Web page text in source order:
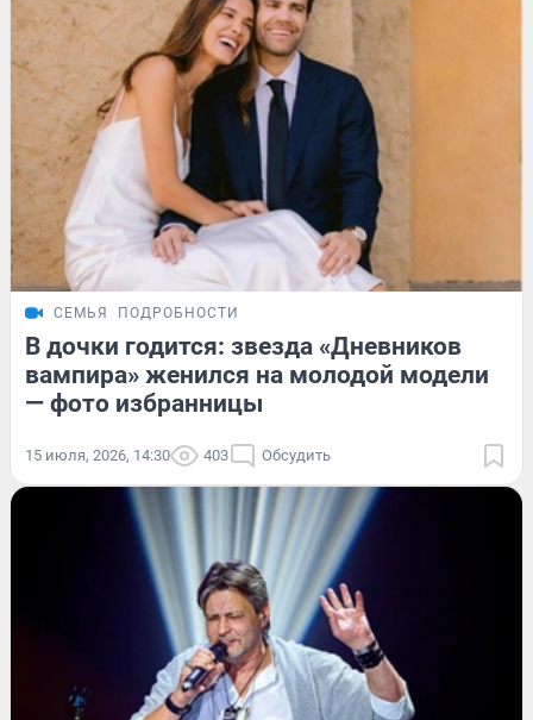
СЕМЬЯ ПОДРОБНОСТИ
В дочки годится: звезда «Дневников
вампира» женился на молодой модели
— фото избранницы
15 июля, 2026, 14:30 403 Обсудить